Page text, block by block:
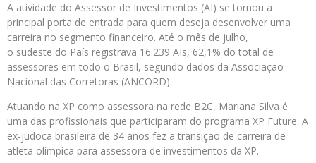
A atividade do Assessor de Investimentos (AI) se tornou a
principal porta de entrada para quem deseja desenvolver uma
carreira no segmento financeiro. Até o mês de julho,
o sudeste do País registrava 16.239 AIs, 62,1% do total de
assessores em todo o Brasil, segundo dados da Associação
Nacional das Corretoras (ANCORD).
Atuando na XP como assessora na rede B2C, Mariana Silva é
uma das profissionais que participaram do programa XP Future. A
ex-judoca brasileira de 34 anos fez a transição de carreira de
atleta olímpica para assessora de investimentos da XP.